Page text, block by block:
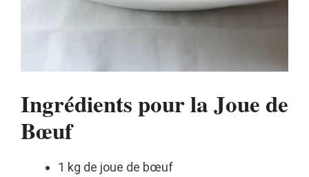
Ingrédients pour la Joue de
Bœuf
1 kg de joue de bœuf